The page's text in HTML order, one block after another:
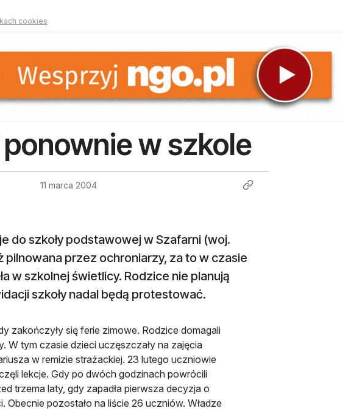
cookies
w szkole
11 marca 2004
do szkoły podstawowej w Szafarni (woj.
pilnowana przez ochroniarzy, za to w czasie
w szkolnej świetlicy. Rodzice nie planują
szkoły nadal będą protestować.
zakończyły się ferie zimowe. Rodzice domagali
W tym czasie dzieci uczęszczały na zajęcia
w remizie strażackiej. 23 lutego uczniowie
lekcje. Gdy po dwóch godzinach powrócili
trzema laty, gdy zapadła pierwsza decyzja o
Obecnie pozostało na liście 26 uczniów. Władze